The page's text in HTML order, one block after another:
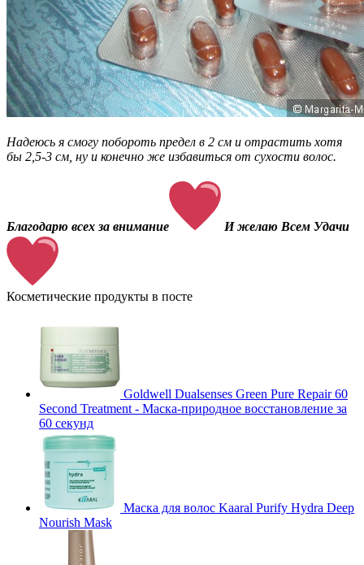
Надеюсь я смогу побороть предел в 2 см и отрастить хотя
бы 2,5-3 см, ну и конечно же избавиться от сухости волос.
Благодарю всех за внимание И желаю Всем Удачи
Косметические продукты в посте
Goldwell Dualsenses Green Pure Repair 60
Second Treatment - Маска-природное восстановление за
60 секунд
Маска для волос Kaaral Purify Hydra Deep
Nourish Mask